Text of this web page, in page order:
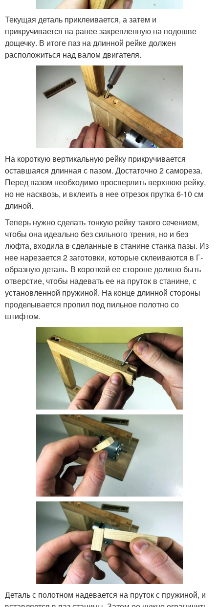
Текущая деталь приклеивается, а затем и
прикручивается на ранее закрепленную на подошве
дощечку. В итоге паз на длинной рейке должен
расположиться над валом двигателя.
На короткую вертикальную рейку прикручивается
оставшаяся длинная с пазом. Достаточно 2 самореза.
Перед пазом необходимо просверлить верхнюю рейку,
но не насквозь, и вклеить в нее отрезок прутка 6-10 см
длиной.
Теперь нужно сделать тонкую рейку такого сечением,
чтобы она идеально без сильного трения, но и без
люфта, входила в сделанные в станине станка пазы. Из
нее нарезается 2 заготовки, которые склеиваются в Г-
образную деталь. В короткой ее стороне должно быть
отверстие, чтобы надевать ее на пруток в станине, с
установленной пружиной. На конце длинной стороны
проделывается пропил под пильное полотно со
штифтом.
Деталь с полотном надевается на пруток с пружиной, и